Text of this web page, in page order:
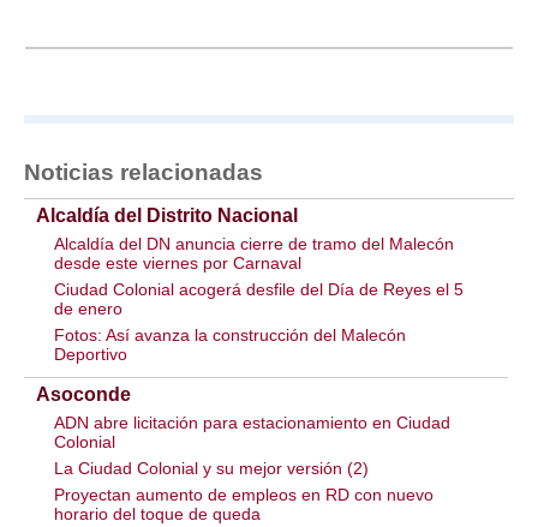
Noticias relacionadas
Alcaldía del Distrito Nacional
Alcaldía del DN anuncia cierre de tramo del Malecón
desde este viernes por Carnaval
Ciudad Colonial acogerá desfile del Día de Reyes el 5
de enero
Fotos: Así avanza la construcción del Malecón
Deportivo
Asoconde
ADN abre licitación para estacionamiento en Ciudad
Colonial
La Ciudad Colonial y su mejor versión (2)
Proyectan aumento de empleos en RD con nuevo
horario del toque de queda